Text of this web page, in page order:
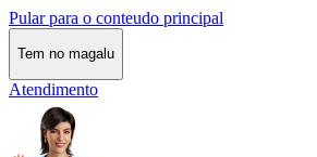
Pular para o conteudo principal
Tem no magalu
Atendimento